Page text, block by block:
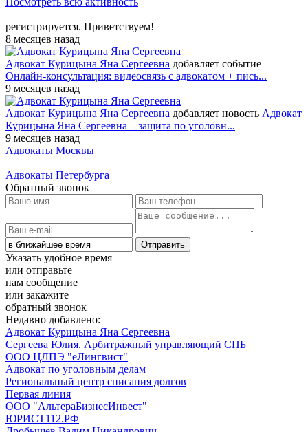
регистрируется. Приветствуем!
8 месяцев назад
Адвокат Курицына Яна Сергеевна добавляет событие
Онлайн-консультация: видеосвязь с адвокатом + пись...
9 месяцев назад
Адвокат Курицына Яна Сергеевна добавляет новость Адвокат
Курицына Яна Сергеевна – защита по уголовн...
9 месяцев назад
Адвокаты Москвы
Адвокаты Петербурга
Обратный звонок
Указать удобное время
или отправьте
нам сообщение
или закажите
обратный звонок
Недавно добавлено:
Адвокат Курицына Яна Сергеевна
Сергеева Юлия. Арбитражный управляющий СПБ
ООО ЦЛПЭ "еЛингвист"
Адвокат по уголовным делам
Региональный центр списания долгов
Первая линия
ООО "АльтераБизнесИнвест"
ЮРИСТ112.РФ